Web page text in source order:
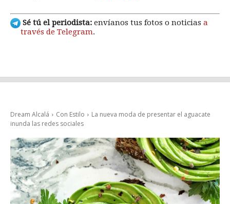
Sé tú el periodista: envíanos tus fotos o noticias a
través de Telegram.